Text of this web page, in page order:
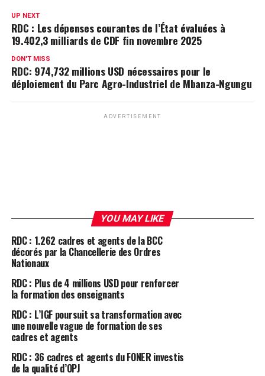
UP NEXT
RDC : Les dépenses courantes de l’État évaluées à
19.402,3 milliards de CDF fin novembre 2025
DON'T MISS
RDC: 974,732 millions USD nécessaires pour le
déploiement du Parc Agro-Industriel de Mbanza-Ngungu
ADVERTISEMENT
YOU MAY LIKE
RDC : 1.262 cadres et agents de la BCC
décorés par la Chancellerie des Ordres
Nationaux
RDC : Plus de 4 millions USD pour renforcer
la formation des enseignants
RDC : L’IGF poursuit sa transformation avec
une nouvelle vague de formation de ses
cadres et agents
RDC : 36 cadres et agents du FONER investis
de la qualité d’OPJ